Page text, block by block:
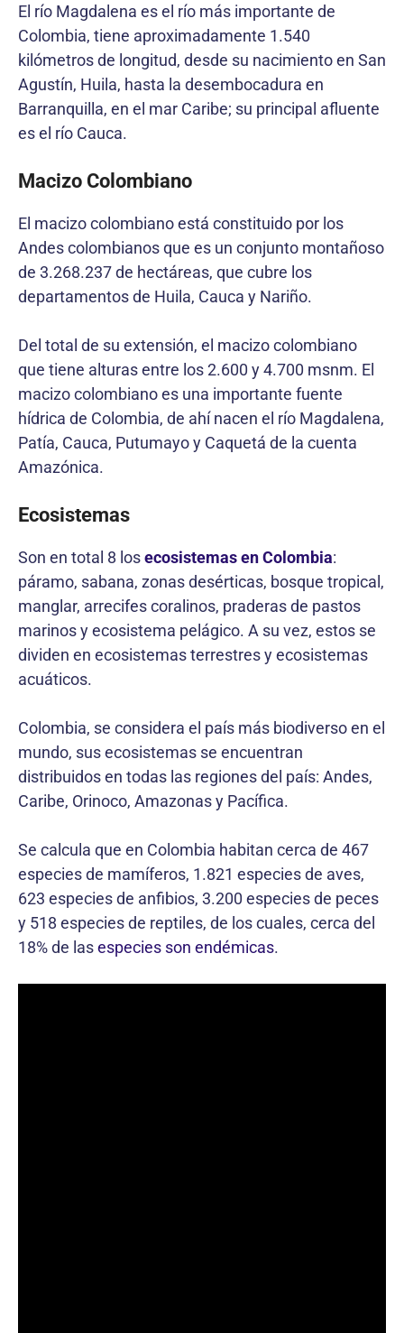
El río Magdalena es el río más importante de
Colombia, tiene aproximadamente 1.540
kilómetros de longitud, desde su nacimiento en San
Agustín, Huila, hasta la desembocadura en
Barranquilla, en el mar Caribe; su principal afluente
es el río Cauca.
Macizo Colombiano
El macizo colombiano está constituido por los
Andes colombianos que es un conjunto montañoso
de 3.268.237 de hectáreas, que cubre los
departamentos de Huila, Cauca y Nariño.
Del total de su extensión, el macizo colombiano
que tiene alturas entre los 2.600 y 4.700 msnm. El
macizo colombiano es una importante fuente
hídrica de Colombia, de ahí nacen el río Magdalena,
Patía, Cauca, Putumayo y Caquetá de la cuenta
Amazónica.
Ecosistemas
Son en total 8 losecosistemas en Colombia:
páramo, sabana, zonas desérticas, bosque tropical,
manglar, arrecifes coralinos, praderas de pastos
marinos y ecosistema pelágico. A su vez, estos se
dividen en ecosistemas terrestres y ecosistemas
acuáticos.
Colombia, se considera el país más biodiverso en el
mundo, sus ecosistemas se encuentran
distribuidos en todas las regiones del país: Andes,
Caribe, Orinoco, Amazonas y Pacífica.
Se calcula que en Colombia habitan cerca de 467
especies de mamíferos, 1.821 especies de aves,
623 especies de anfibios, 3.200 especies de peces
y 518 especies de reptiles, de los cuales, cerca del
18% de lasespecies son endémicas.